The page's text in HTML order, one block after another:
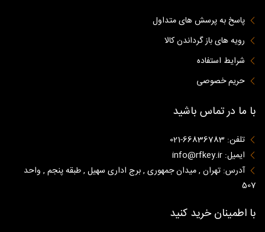
پاسخ به پرسش های متداول
رویه های باز گرداندن کالا
شرایط استفاده
حریم خصوصی
با ما در تماس باشید
تلفن: 66836783-021
ایمیل: info@rfkey.ir
آدرس: تهران , میدان جمهوری , برج اداری سهیل , طبقه پنجم , واحد
507
با اطمینان خرید کنید